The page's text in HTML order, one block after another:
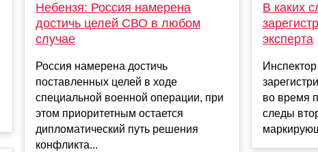
Небензя: Россия намерена
достичь целей СВО в любом
случае
Россия намерена достичь
поставленных целей в ходе
специальной военной операции, при
этом приоритетным остается
дипломатический путь решения
конфликта...
В каких
эксперта
во время
следы